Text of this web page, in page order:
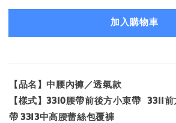
加入購物車
【品名】中腰內褲／透氣款
【樣式】3310腰帶前後方小束帶 3311
帶 3313中高腰蕾絲包覆褲